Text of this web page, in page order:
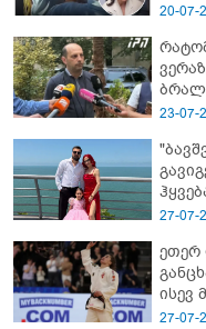
20-07-
23-07-
27-07-
ეთერ
ისევ
27-07-